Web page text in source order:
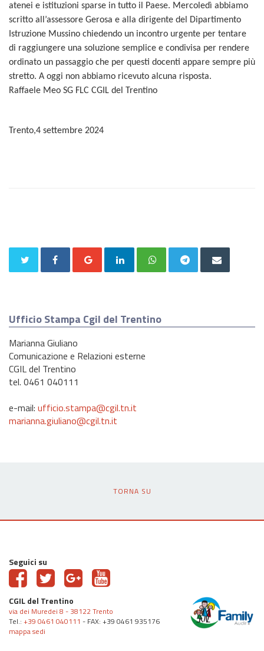
atenei e istituzioni sparse in tutto il Paese. Mercoledì abbiamo
scritto all’assessore Gerosa e alla dirigente del Dipartimento
Istruzione Mussino chiedendo un incontro urgente per tentare
di raggiungere una soluzione semplice e condivisa per rendere
ordinato un passaggio che per questi docenti appare sempre più
stretto. A oggi non abbiamo ricevuto alcuna risposta.
Raffaele Meo SG FLC CGIL del Trentino
Trento,4 settembre 2024
Ufficio Stampa Cgil del Trentino
Marianna Giuliano
Comunicazione e Relazioni esterne
CGIL del Trentino
tel. 0461 040111
e-mail: ufficio.stampa@cgil.tn.it
marianna.giuliano@cgil.tn.it
TORNA SU
Seguici su
CGIL del Trentino
via dei Muredei 8 - 38122 Trento
Tel.: +39 0461 040111 - FAX: +39 0461 935176
mappa sedi